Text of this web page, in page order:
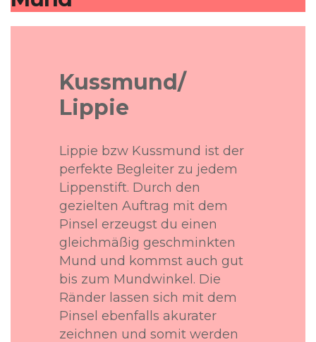
Kussmund/
Lippie
Lippie bzw Kussmund ist der
perfekte Begleiter zu jedem
Lippenstift. Durch den
gezielten Auftrag mit dem
Pinsel erzeugst du einen
gleichmäßig geschminkten
Mund und kommst auch gut
bis zum Mundwinkel. Die
Ränder lassen sich mit dem
Pinsel ebenfalls akurater
zeichnen und somit werden